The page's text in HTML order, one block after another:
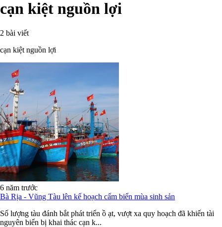
cạn kiệt nguồn lợi
2 bài viết
cạn kiệt nguồn lợi
6 năm trước
Bà Rịa - Vũng Tàu lên kế hoạch cấm biển mùa sinh sản
Số lượng tàu đánh bắt phát triển ồ ạt, vượt xa quy hoạch đã khiến tài
nguyên biển bị khai thác cạn k...